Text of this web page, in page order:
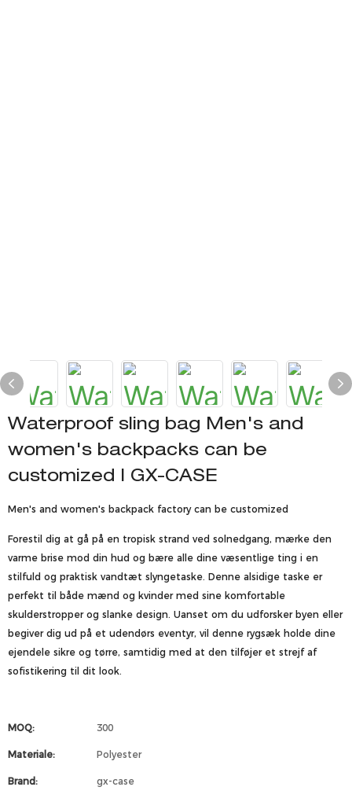
Waterproof sling bag Men's and
women's backpacks can be
customized | GX-CASE
Men's and women's backpack factory can be customized
Forestil dig at gå på en tropisk strand ved solnedgang, mærke den
varme brise mod din hud og bære alle dine væsentlige ting i en
stilfuld og praktisk vandtæt slyngetaske. Denne alsidige taske er
perfekt til både mænd og kvinder med sine komfortable
skulderstropper og slanke design. Uanset om du udforsker byen eller
begiver dig ud på et udendørs eventyr, vil denne rygsæk holde dine
ejendele sikre og tørre, samtidig med at den tilføjer et strejf af
sofistikering til dit look.
MOQ: 300
Materiale: Polyester
Brand: gx-case